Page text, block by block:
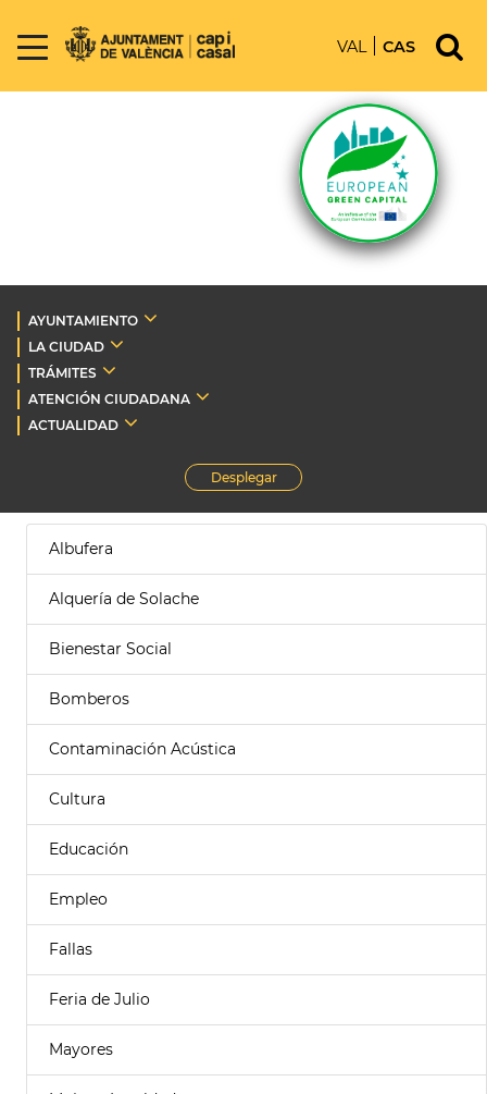
VAL CAS
AYUNTAMIENTO
LA CIUDAD
TRÁMITES
ATENCIÓN CIUDADANA
ACTUALIDAD
Desplegar
Albufera
Alquería de Solache
Bienestar Social
Bomberos
Contaminación Acústica
Cultura
Educación
Empleo
Fallas
Feria de Julio
Mayores